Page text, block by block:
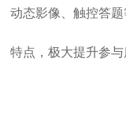
动态影像、触控答
特点，极大提升参与